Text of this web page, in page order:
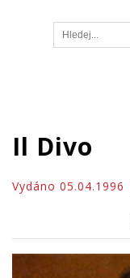
Il Divo
Vydáno 05.04.1996